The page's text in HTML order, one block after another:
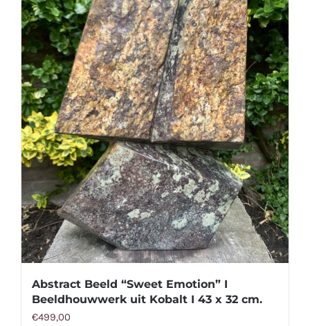
Abstract Beeld “Sweet Emotion” I
Beeldhouwwerk uit Kobalt I 43 x 32 cm.
€499,00